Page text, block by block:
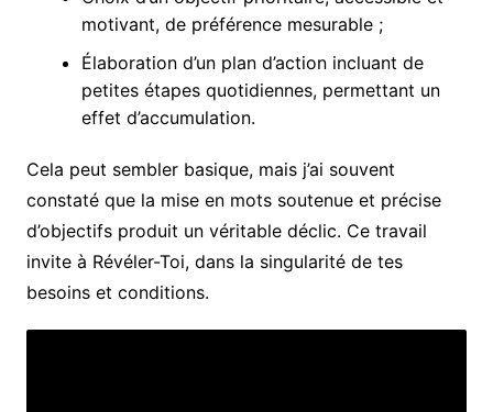
motivant, de préférence mesurable ;
Élaboration d’un plan d’action incluant de
petites étapes quotidiennes, permettant un
effet d’accumulation.
Cela peut sembler basique, mais j’ai souvent
constaté que la mise en mots soutenue et précise
d’objectifs produit un véritable déclic. Ce travail
invite à Révéler-Toi, dans la singularité de tes
besoins et conditions.